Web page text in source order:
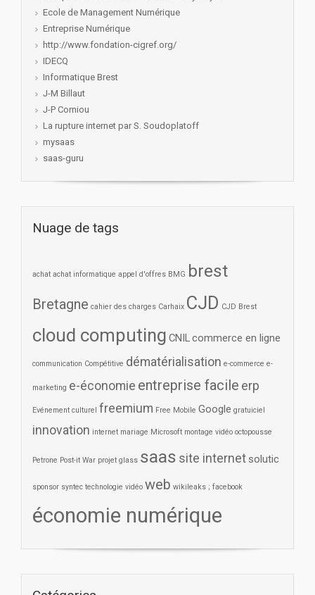
Ecole de Management Numérique
Entreprise Numérique
http://www.fondation-cigref.org/
IDECQ
Informatique Brest
J-M Billaut
J-P Corniou
La rupture internet par S. Soudoplatoff
mysaas
saas-guru
Nuage de tags
achat achat informatique appel d'offres BMG brest
Bretagne cahier des charges Carhaix CJD CJD Brest
cloud computing CNILcommerce en ligne
communication Compétitive dématérialisation e-commerce e-
marketing e-économie entreprise facile erp
Evénement culturel freemium Free Mobile Google gratuiciel
innovation internet mariage Microsoft montage vidéo octopousse
Petrone Post-it War projet glass saas site internet solutic
sponsor syntec technologie vidéo web wikileaks ; facebook
économie numérique